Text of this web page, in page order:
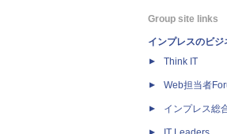
Group site links
インプレスのビジ
Think IT
Web担当者
インプレス総